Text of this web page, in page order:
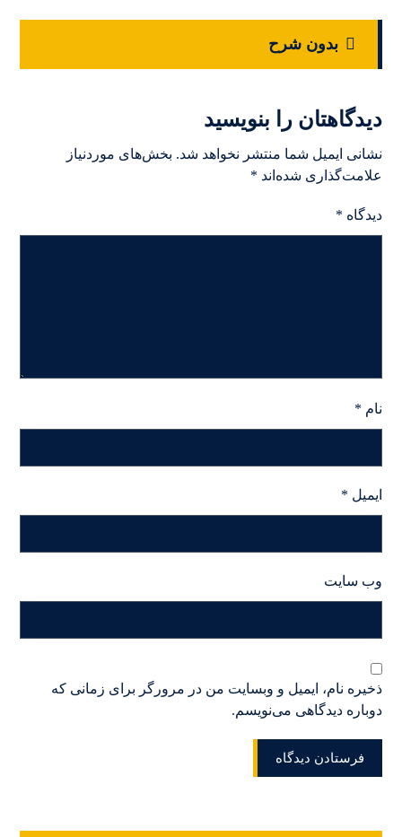
بدون شرح
دیدگاهتان را بنویسید
نشانی ایمیل شما منتشر نخواهد شد. بخش‌های موردنیاز
علامت‌گذاری شده‌اند *
دیدگاه *
نام *
ایمیل *
وب‌ سایت
ذخیره نام، ایمیل و وبسایت من در مرورگر برای زمانی که
دوباره دیدگاهی می‌نویسم.
فرستادن دیدگاه